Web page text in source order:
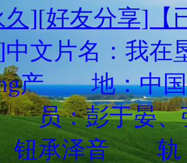
][好友分享]【
文片名：我在
产 地：中
：彭于晏、
钮承泽音 轨